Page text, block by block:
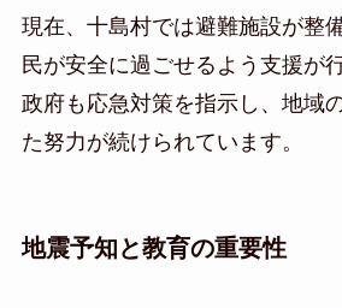
現在、十島村では避難施設が整
民が安全に過ごせるよう支援が
政府も応急対策を指示し、地域
た努力が続けられています。
地震予知と教育の重要性